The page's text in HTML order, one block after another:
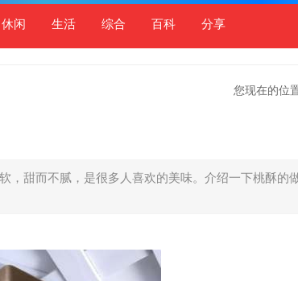
休闲 生活 综合 百科 分享
您现在的位
，甜而不腻，是很多人喜欢的美味。介绍一下桃酥的